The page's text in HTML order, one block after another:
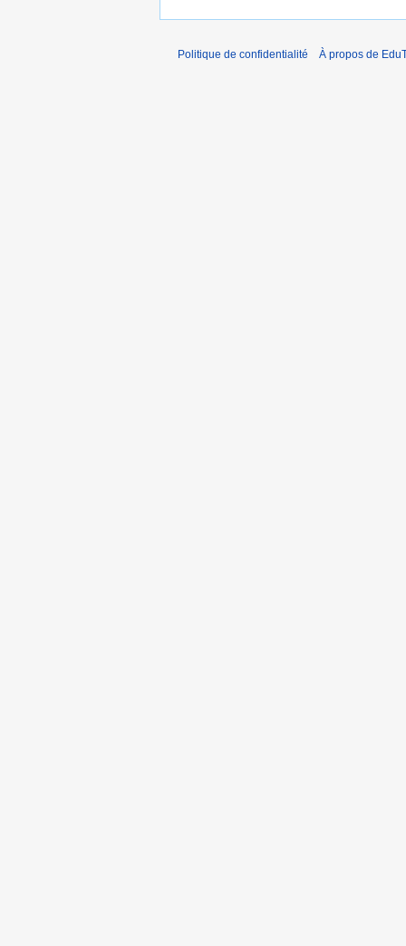
Politique de confidentialité À propos de